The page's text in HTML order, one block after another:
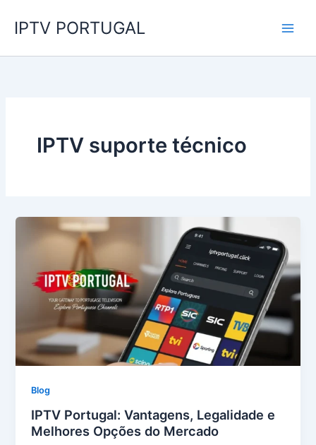
IPTV PORTUGAL
IPTV suporte técnico
Blog
IPTV Portugal: Vantagens, Legalidade e
Melhores Opções do Mercado